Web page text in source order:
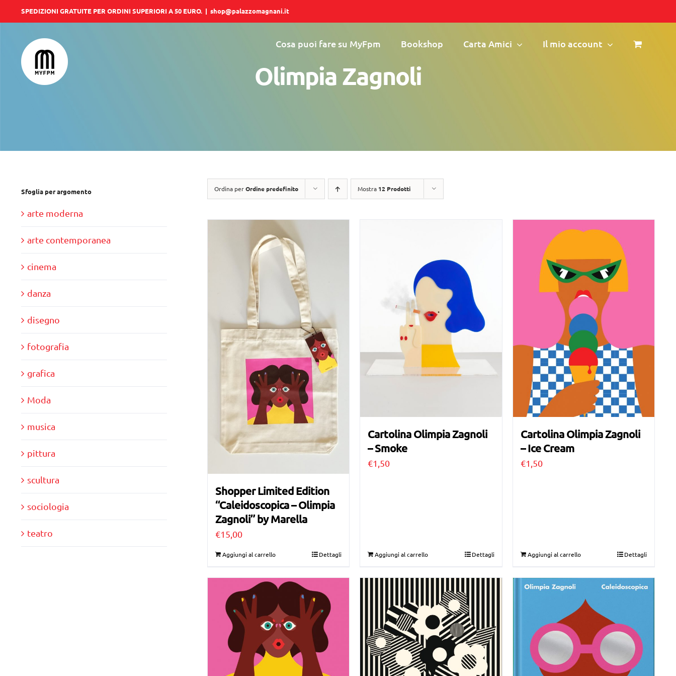
al
contenuto
SPEDIZIONI GRATUITE PER ORDINI SUPERIORI A 50 EURO. | shop@palazzomagnani.it
Cosa puoi fare su MyFpm Bookshop Carta Amici Il mio account
Olimpia Zagnoli
Ordina perOrdine predefinito Mostra 12 Prodotti
Shopper Limited Edition
“Caleidoscopica – Olimpia
Zagnoli” by Marella
€15,00
Aggiungi al carrello Dettagli
Cartolina Olimpia Zagnoli
– Smoke
€1,50
Aggiungi al carrello Dettagli
Cartolina Olimpia Zagnoli
– Ice Cream
€1,50
Aggiungi al carrello Dettagli
Sfoglia per argomento
arte moderna
arte contemporanea
cinema
danza
disegno
fotografia
grafica
Moda
musica
pittura
scultura
sociologia
teatro